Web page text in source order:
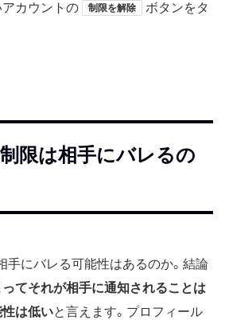
アカウントの
制限を解除
ボタンをタ
限は相手にバレるの
手にバレる可能性はあるのか。結論
てそれが相手に通知されることは
性は低いと言えます。プロフィール